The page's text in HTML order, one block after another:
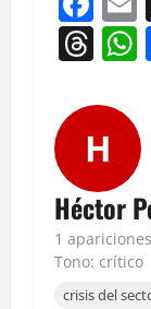
H
Héctor
1 apariciones
Tono: crítico
crisis del